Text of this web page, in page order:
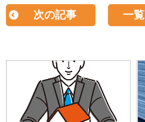
次の記事 一覧